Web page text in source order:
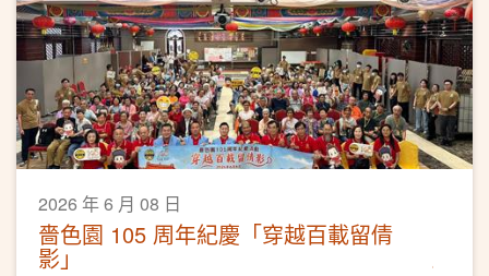
2026 年 6 月 08 日
嗇色園 105 周年紀慶「穿越百載留倩
影」